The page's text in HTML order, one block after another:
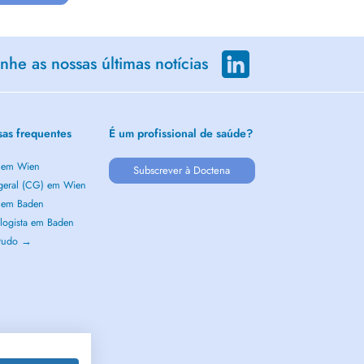
as nossas últimas notícias
frequentes
Wien
(CG) em Wien
Baden
em Baden
→
É um profissional de saúde?
Subscrever à Doctena